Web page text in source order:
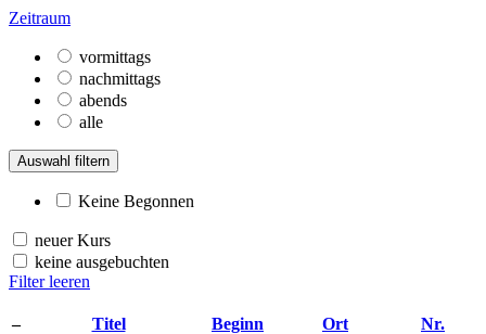
Zeitraum
vormittags
nachmittags
abends
alle
Auswahl filtern
Keine Begonnen
neuer Kurs
keine ausgebuchten
Filter leeren
– Titel Beginn Ort
Nr.